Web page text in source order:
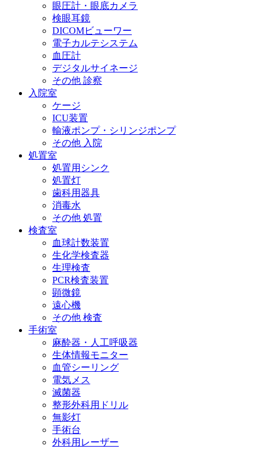
眼圧計・眼底カメラ
検眼耳鏡
DICOMビューワー
電子カルテシステム
血圧計
デジタルサイネージ
その他 診察
入院室
ケージ
ICU装置
輸液ポンプ・シリンジポンプ
その他 入院
処置室
処置用シンク
処置灯
歯科用器具
消毒水
その他 処置
検査室
血球計数装置
生化学検査器
生理検査
PCR検査装置
顕微鏡
遠心機
その他 検査
手術室
麻酔器・人工呼吸器
生体情報モニター
血管シーリング
電気メス
滅菌器
整形外科用ドリル
無影灯
手術台
外科用レーザー